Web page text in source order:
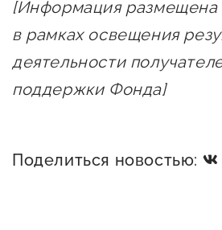
[Информация размещена
в рамках освещения
деятельности
поддержки Фонда]
Поделиться новостью: